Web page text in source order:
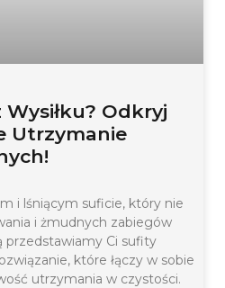
Odkryj
Utrzymanie
i lśniącym suficie, który nie
i żmudnych zabiegów
przedstawiamy Ci sufity
które łączy w sobie
utrzymania w czystości.